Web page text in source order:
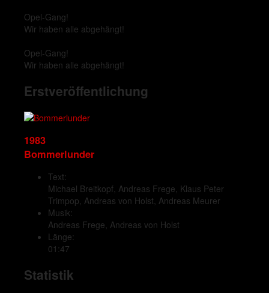
Opel-Gang!
Wir haben alle abgehängt!
Opel-Gang!
Wir haben alle abgehängt!
Erstveröffentlichung
1983
Bommerlunder
Text:
Michael Breitkopf, Andreas Frege, Klaus Peter
Trimpop, Andreas von Holst, Andreas Meurer
Musik:
Andreas Frege, Andreas von Holst
Länge:
01:47
Statistik